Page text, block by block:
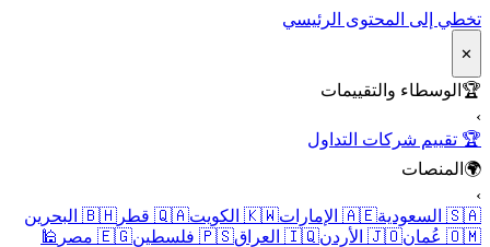
تخطي إلى المحتوى الرئيسي
✕
🏆 الوسطاء والتقييمات
›
🏆 تقييم شركات التداول
🌍 المنصات
›
🇸🇦 السعودية
🇦🇪 الإمارات 🇰🇼 الكويت 🇶🇦 قطر
🇧🇭 البحرين
🇴🇲 عُمان
🇯🇴 الأردن 🇮🇶 العراق 🇵🇸 فلسطين 🇪🇬 مصر
🕌